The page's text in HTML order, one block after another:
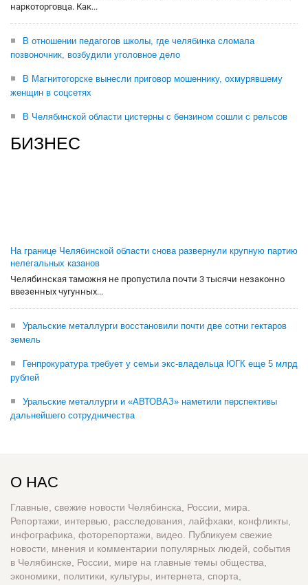
наркоторговца. Как...
В отношении педагогов школы, где челябинка сломала
позвоночник, возбудили уголовное дело
В Магнитогорске вынесли приговор мошеннику, охмурявшему
женщин в соцсетях
В Челябинской области цистерны с бензином сошли с рельсов
БИЗНЕС
На границе Челябинской области снова развернули крупную партию
нелегальных казанов
Челябинская таможня не пропустила почти 3 тысячи незаконно
ввезенных чугунных...
Уральские металлурги восстановили почти две сотни гектаров
земель
Генпрокуратура требует у семьи экс-владельца ЮГК еще 5 млрд
рублей
Уральские металлурги и «АВТОВАЗ» наметили перспективы
дальнейшего сотрудничества
О НАС
Главные, свежие новости Челябинска, России, мира.
Репортажи, интервью, расследования, лайфхаки, конфликты,
инфографика, фоторепортажи, видео. Публикуем свежие
новости, мнения и комментарии популярных людей, события
в Челябинске, России, мире на главные темы общества,
экономики, политики, культуры, интернета, спорта,